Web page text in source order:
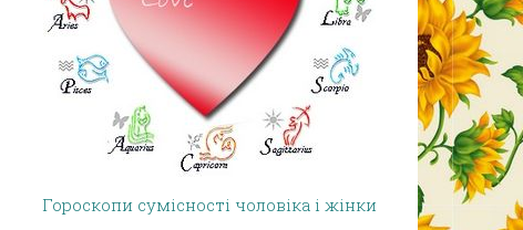
Гороскопи сумісності чоловіка і жінки